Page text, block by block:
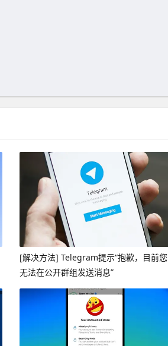
[解决方法] Telegram提示“抱歉，目前您
无法在公开群组发送消息”